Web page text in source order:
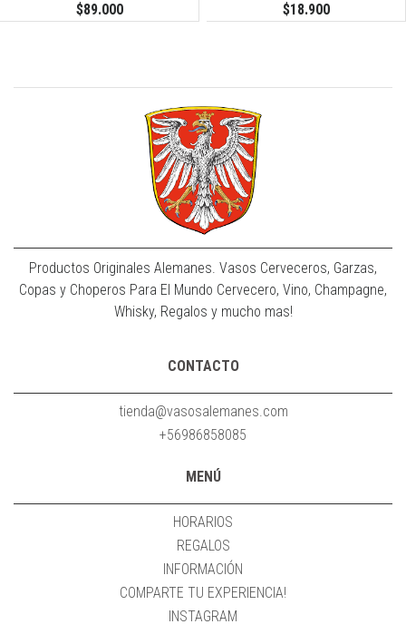
$89.000
$18.900
Productos Originales Alemanes. Vasos Cerveceros, Garzas,
Copas y Choperos Para El Mundo Cervecero, Vino, Champagne,
Whisky, Regalos y mucho mas!
CONTACTO
tienda@vasosalemanes.com
+56986858085
MENÚ
HORARIOS
REGALOS
INFORMACIÓN
COMPARTE TU EXPERIENCIA!
INSTAGRAM